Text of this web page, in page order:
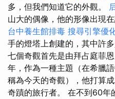
多，但我們知道它的外觀。
山大的偶像，他的形像出現
台中養生館排毒 搜尋引擎優
手的燈塔上創建的，其中許
七個奇觀首先是由拜占庭菲
年，作為一種主題（在希臘
稱為今天的奇觀），他打算
奇蹟的旅行者。 在不到60年